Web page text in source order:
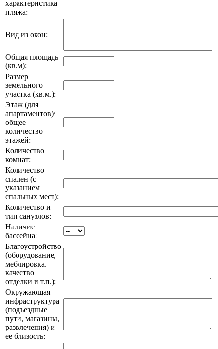
характеристика
пляжа:
Вид из окон:
Общая площадь
(кв.м):
Размер
земельного
участка (кв.м.):
Этаж (для
апартаментов)/
общее
количество
этажей:
Количество
комнат:
Количество
спален (с
указанием
спальных мест):
Количество и
тип санузлов:
Наличие
бассейна:
Благоустройство
(оборудование,
меблировка,
качество
отделки и т.п.):
Окружающая
инфраструктура
(подъездные
пути, магазины,
развлечения) и
ее близость: